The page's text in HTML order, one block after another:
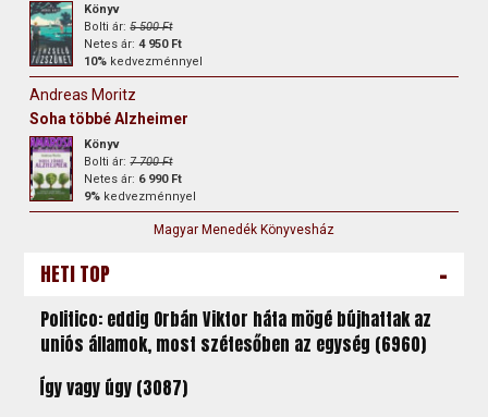
Könyv
Bolti ár:5 500 Ft
Netes ár:4 950 Ft
10% kedvezménnyel
Andreas Moritz
Soha többé Alzheimer
Könyv
Bolti ár:7 700 Ft
Netes ár: 6 990 Ft
9% kedvezménnyel
Magyar Menedék Könyvesház
HETI TOP -
Politico: eddig Orbán Viktor háta mögé bújhattak az
uniós államok, most szétesőben az egység (6960)
Így vagy úgy (3087)